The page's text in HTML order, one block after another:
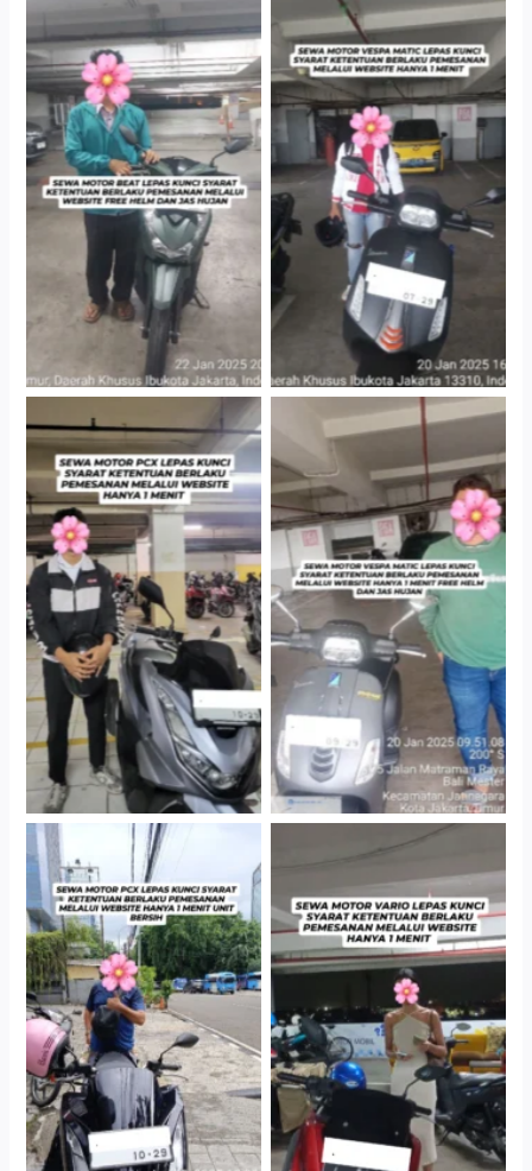
Cityplaza Jatinegara
Gedung Parkir P6A
Cityplaza Jatinegara
Gedung Parkir P6A
Hotel Kartika Chandra,
Jakarta Selatan
Cityplaza Jatinegara
Gedung Parkir P6A
Antar Jemput Kendaraan
Cityplaza Jatinegara
Gedung Parkir P6A